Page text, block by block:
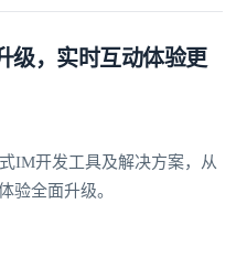
级，实时互动体验更
IM开发工具及解决方案，从
验全面升级。